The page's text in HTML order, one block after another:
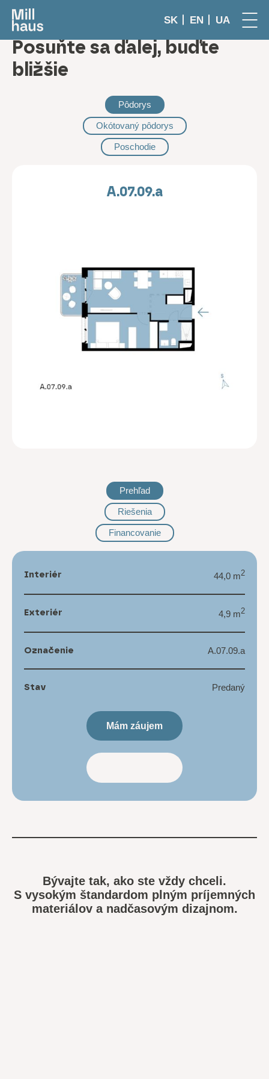
SK EN UA
Posuňte sa ďalej, buďte
bližšie
Pôdorys
Okótovaný pôdorys
Poschodie
A.07.09.a
Prehľad
Riešenia
Financovanie
Interiér 44,0 m2
Exteriér 4,9 m2
Označenie A.07.09.a
Stav Predaný
Mám záujem
Bývajte tak, ako ste vždy chceli.
S vysokým štandardom plným príjemných
materiálov a nadčasovým dizajnom.